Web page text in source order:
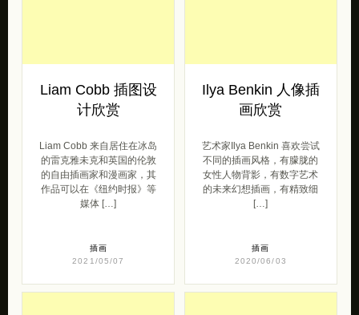
Liam Cobb 插图设
计欣赏
Liam Cobb 来自居住在冰岛
的雷克雅未克和英国的伦敦
的自由插画家和漫画家，其
作品可以在《纽约时报》等
媒体 […]
插画
2021/05/07
Ilya Benkin 人像插
画欣赏
艺术家Ilya Benkin 喜欢尝试
不同的插画风格，有朦胧的
女性人物背影，有数字艺术
的未来幻想插画，有精致细
[…]
插画
2020/06/03